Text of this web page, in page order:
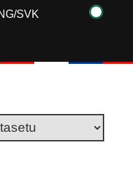
/SVK